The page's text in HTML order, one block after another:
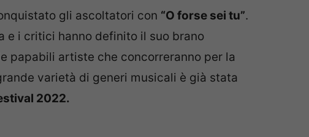
gli ascoltatori con “O forse sei tu”
e i critici hanno definito il suo brano
papabili artiste che concorreranno per la
varietà di generi musicali è già stata
2022.